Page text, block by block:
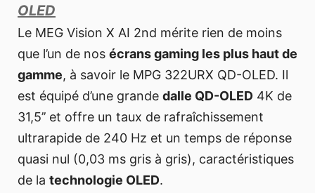
OLED
Le MEG Vision X AI 2nd mérite rien de moins
que l’un de nos écrans gaming les plus haut de
gamme, à savoir le MPG 322URX QD-OLED. Il
est équipé d’une grande dalle QD-OLED 4K de
31,5’’ et offre un taux de rafraîchissement
ultrarapide de 240 Hz et un temps de réponse
quasi nul (0,03 ms gris à gris), caractéristiques
de la technologie OLED.